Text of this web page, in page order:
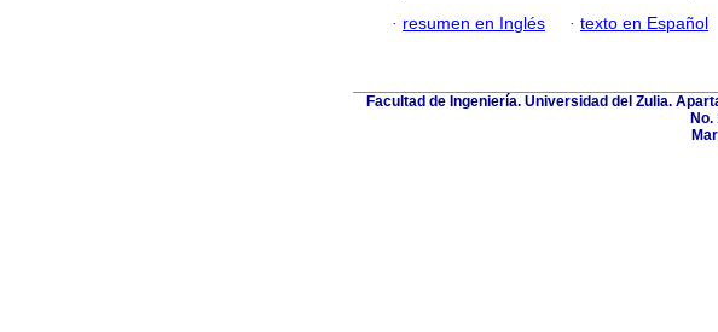
· resumen en Inglés · texto en Español
Facultad de Ingeniería. Universidad del Zulia.
No.